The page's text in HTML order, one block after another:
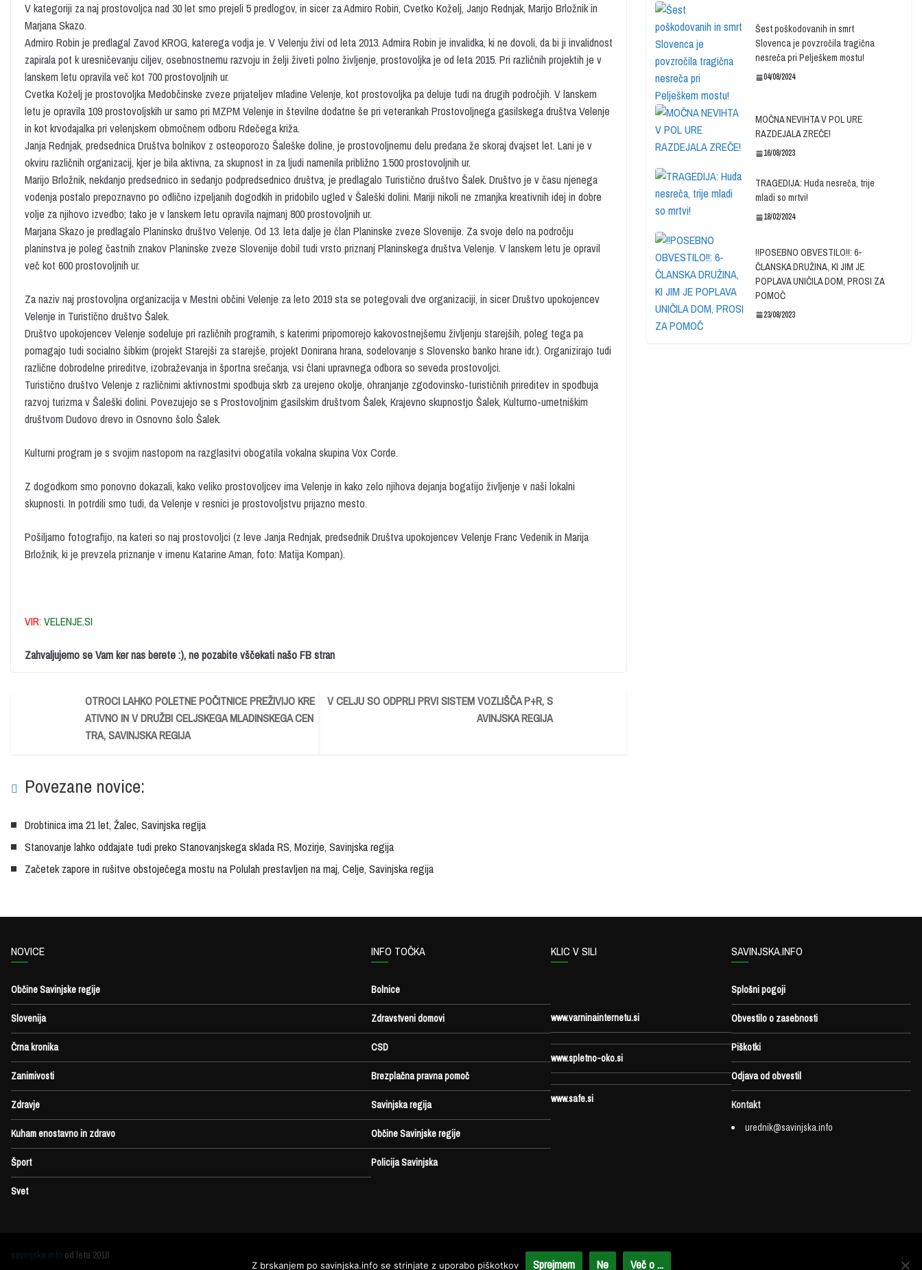
V kategoriji za naj prostovoljca nad 30 let smo prejeli 5 predlogov, in sicer za Admiro Robin, Cvetko Koželj, Janjo Rednjak, Marijo Brložnik in
Marjana Skazo.
Admiro Robin je predlagal Zavod KROG, katerega vodja je. V Velenju živi od leta 2013. Admira Robin je invalidka, ki ne dovoli, da bi ji invalidnost
zapirala pot k uresničevanju ciljev, osebnostnemu razvoju in želji živeti polno življenje, prostovoljka je od leta 2015. Pri različnih projektih je v
lanskem letu opravila več kot 700 prostovoljnih ur.
Cvetka Koželj je prostovoljka Medobčinske zveze prijateljev mladine Velenje, kot prostovoljka pa deluje tudi na drugih področjih. V lanskem
letu je opravila 109 prostovoljskih ur samo pri MZPM Velenje in številne dodatne še pri veterankah Prostovoljnega gasilskega društva Velenje
in kot krvodajalka pri velenjskem območnem odboru Rdečega križa.
Janja Rednjak, predsednica Društva bolnikov z osteoporozo Šaleške doline, je prostovoljnemu delu predana že skoraj dvajset let. Lani je v
okviru različnih organizacij, kjer je bila aktivna, za skupnost in za ljudi namenila približno 1.500 prostovoljnih ur.
Marijo Brložnik, nekdanjo predsednico in sedanjo podpredsednico društva, je predlagalo Turistično društvo Šalek. Društvo je v času njenega
vodenja postalo prepoznavno po odlično izpeljanih dogodkih in pridobilo ugled v Šaleški dolini. Mariji nikoli ne zmanjka kreativnih idej in dobre
volje za njihovo izvedbo; tako je v lanskem letu opravila najmanj 800 prostovoljnih ur.
Marjana Skazo je predlagalo Planinsko društvo Velenje. Od 13. leta dalje je član Planinske zveze Slovenije. Za svoje delo na področju
planinstva je poleg častnih znakov Planinske zveze Slovenije dobil tudi vrsto priznanj Planinskega društva Velenje. V lanskem letu je opravil
več kot 600 prostovoljnih ur.
Za naziv naj prostovoljna organizacija v Mestni občini Velenje za leto 2019 sta se potegovali dve organizaciji, in sicer Društvo upokojencev
Velenje in Turistično društvo Šalek.
Društvo upokojencev Velenje sodeluje pri različnih programih, s katerimi pripomorejo kakovostnejšemu življenju starejših, poleg tega pa
pomagajo tudi socialno šibkim (projekt Starejši za starejše, projekt Donirana hrana, sodelovanje s Slovensko banko hrane idr.). Organizirajo tudi
različne dobrodelne prireditve, izobraževanja in športna srečanja, vsi člani upravnega odbora so seveda prostovoljci.
Turistično društvo Velenje z različnimi aktivnostmi spodbuja skrb za urejeno okolje, ohranjanje zgodovinsko-turističnih prireditev in spodbuja
razvoj turizma v Šaleški dolini. Povezujejo se s Prostovoljnim gasilskim društvom Šalek, Krajevno skupnostjo Šalek, Kulturno-umetniškim
društvom Dudovo drevo in Osnovno šolo Šalek.
Kulturni program je s svojim nastopom na razglasitvi obogatila vokalna skupina Vox Corde.
Z dogodkom smo ponovno dokazali, kako veliko prostovoljcev ima Velenje in kako zelo njihova dejanja bogatijo življenje v naši lokalni
skupnosti. In potrdili smo tudi, da Velenje v resnici je prostovoljstvu prijazno mesto.
Pošiljamo fotografijo, na kateri so naj prostovoljci (z leve Janja Rednjak, predsednik Društva upokojencev Velenje Franc Vedenik in Marija
Brložnik, ki je prevzela priznanje v imenu Katarine Aman, foto: Matija Kompan).
VIR:VELENJE.SI
Zahvaljujemo se Vam ker nas berete :), ne pozabite vščekati našo FB stran
OTROCI LAHKO POLETNE POČITNICE PREŽIVIJO KRE
ATIVNO IN V DRUŽBI CELJSKEGA MLADINSKEGA CEN
TRA, SAVINJSKA REGIJA
V CELJU SO ODPRLI PRVI SISTEM VOZLIŠČA P+R, S
AVINJSKA REGIJA
Povezane novice:
Drobtinica ima 21 let, Žalec, Savinjska regija
Stanovanje lahko oddajate tudi preko Stanovanjskega sklada RS, Mozirje, Savinjska regija
Začetek zapore in rušitve obstoječega mostu na Polulah prestavljen na maj, Celje, Savinjska regija
Šest poškodovanih in smrt
Slovenca je povzročila tragična
nesreča pri Pelješkem mostu!
04/08/2024
MOČNA NEVIHTA V POL URE
RAZDEJALA ZREČE!
16/08/2023
TRAGEDIJA: Huda nesreča, trije
mladi so mrtvi!
18/02/2024
!!POSEBNO OBVESTILO!!: 6-
ČLANSKA DRUŽINA, KI JIM JE
POPLAVA UNIČILA DOM, PROSI ZA
POMOČ
23/08/2023
NOVICE
Občine Savinjske regije
Slovenija
Črna kronika
Zanimivosti
Zdravje
Kuham enostavno in zdravo
Šport
Svet
INFO TOČKA
Bolnice
Zdravstveni domovi
CSD
Brezplačna pravna pomoč
Savinjska regija
Občine Savinjske regije
Policija Savinjska
KLIC V SILI
www.varninainternetu.si
www.spletno-oko.si
www.safe.si
SAVINJSKA.INFO
Splošni pogoji
Obvestilo o zasebnosti
Piškotki
Odjava od obvestil
Kontakt
urednik@savinjska.info
savinjska.info od leta 2018
Z brskanjem po savinjska.info se strinjate z uporabo piškotkov Sprejmem Ne Več o ...